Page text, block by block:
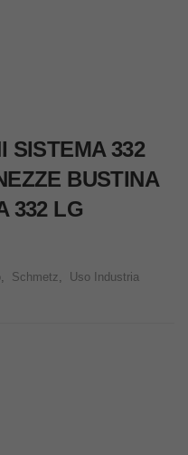
SISTEMA 332
BUSTINA
332 LG
Schmetz
Uso Industria